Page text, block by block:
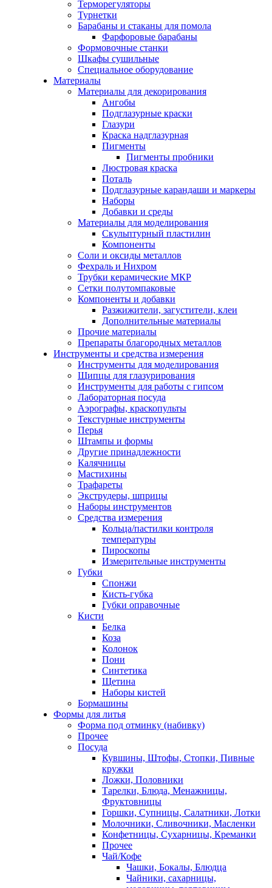
Терморегуляторы
Турнетки
Барабаны и стаканы для помола
Фарфоровые барабаны
Формовочные станки
Шкафы сушильные
Специальное оборудование
Материалы
Материалы для декорирования
Ангобы
Подглазурные краски
Глазури
Краска надглазурная
Пигменты
Пигменты пробники
Люстровая краска
Поталь
Подглазурные карандаши и маркеры
Наборы
Добавки и среды
Материалы для моделирования
Скульптурный пластилин
Компоненты
Соли и оксиды металлов
Фехраль и Нихром
Трубки керамические МКР
Сетки полутомпаковые
Компоненты и добавки
Разжижители, загустители, клеи
Дополнительные материалы
Прочие материалы
Препараты благородных металлов
Инструменты и средства измерения
Инструменты для моделирования
Щипцы для глазурирования
Инструменты для работы с гипсом
Лабораторная посуда
Аэрографы, краскопульты
Текстурные инструменты
Перья
Штампы и формы
Другие принадлежности
Калячницы
Мастихины
Трафареты
Экструдеры, шприцы
Наборы инструментов
Средства измерения
Кольца/пастилки контроля
температуры
Пироскопы
Измерительные инструменты
Губки
Спонжи
Кисть-губка
Губки оправочные
Кисти
Белка
Коза
Колонок
Пони
Синтетика
Щетина
Наборы кистей
Бормашины
Формы для литья
Форма под отминку (набивку)
Прочее
Посуда
Кувшины, Штофы, Стопки, Пивные
кружки
Ложки, Половники
Тарелки, Блюда, Менажницы,
Фруктовницы
Горшки, Супницы, Салатники, Лотки
Молочники, Сливочники, Масленки
Конфетницы, Сухарницы, Креманки
Прочее
Чай/Кофе
Чашки, Бокалы, Блюдца
Чайники, сахарницы,